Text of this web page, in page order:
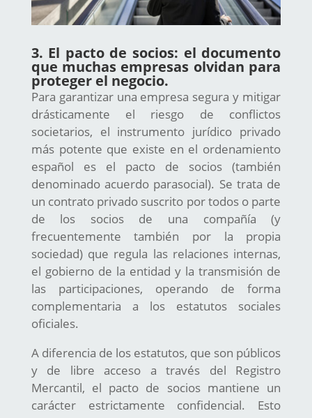
3. El pacto de socios: el documento
que muchas empresas olvidan para
proteger el negocio.
Para garantizar una empresa segura y mitigar
drásticamente el riesgo de conflictos
societarios, el instrumento jurídico privado
más potente que existe en el ordenamiento
español es el pacto de socios (también
denominado acuerdo parasocial). Se trata de
un contrato privado suscrito por todos o parte
de los socios de una compañía (y
frecuentemente también por la propia
sociedad) que regula las relaciones internas,
el gobierno de la entidad y la transmisión de
las participaciones, operando de forma
complementaria a los estatutos sociales
oficiales.
A diferencia de los estatutos, que son públicos
y de libre acceso a través del Registro
Mercantil, el pacto de socios mantiene un
carácter estrictamente confidencial. Esto